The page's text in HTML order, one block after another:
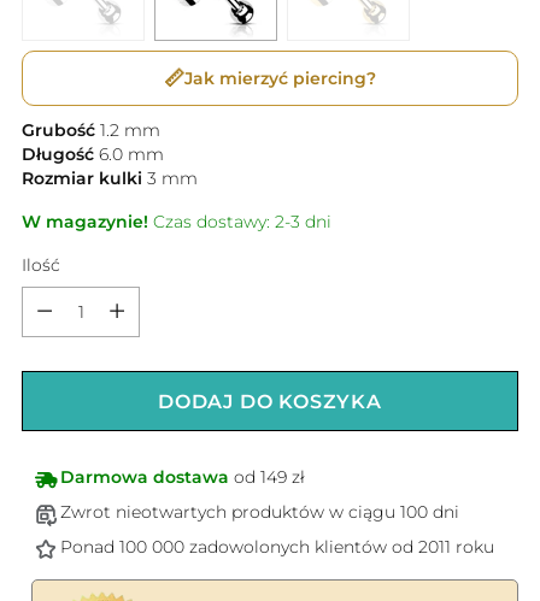
📏Jak mierzyć piercing?
Grubość 1.2 mm
Długość 6.0 mm
Rozmiar kulki 3 mm
W magazynie! Czas dostawy: 2-3 dni
Ilość
DODAJ DO KOSZYKA
Darmowa dostawa od 149 zł
Zwrot nieotwartych produktów w ciągu 100 dni
Ponad 100 000 zadowolonych klientów od 2011 roku